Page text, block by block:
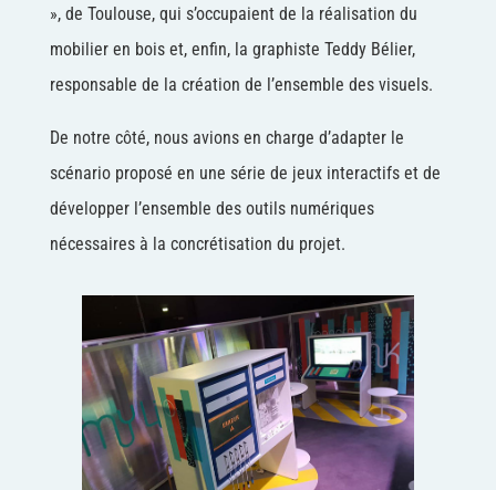
», de Toulouse, qui s’occupaient de la réalisation du
mobilier en bois et, enfin, la graphiste Teddy Bélier,
responsable de la création de l’ensemble des visuels.
De notre côté, nous avions en charge d’adapter le
scénario proposé en une série de jeux interactifs et de
développer l’ensemble des outils numériques
nécessaires à la concrétisation du projet.